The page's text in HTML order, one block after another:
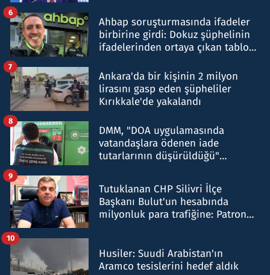
Ahbap soruşturmasında ifadeler
birbirine girdi: Dokuz şüphelinin
ifadelerinden ortaya çıkan tablo
6
Ankara'da bir kişinin 2 milyon
lirasını gasp eden şüpheliler
Kırıkkale'de yakalandı
7
DMM, "DOA uygulamasında
vatandaşlara ödenen iade
tutarlarının düşürüldüğü"
8
Tutuklanan CHP Silivri İlçe
Başkanı Bulut'un hesabında
milyonluk para trafiğine: Patron
9
Husiler: Suudi Arabistan'ın
Aramco tesislerini hedef aldık
10